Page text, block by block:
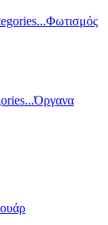
Φωτισμός
Όργανα